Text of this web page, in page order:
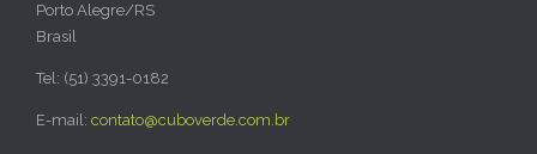
Porto Alegre/RS
Brasil
Tel: (51) 3391-0182
E-mail: contato@cuboverde.com.br